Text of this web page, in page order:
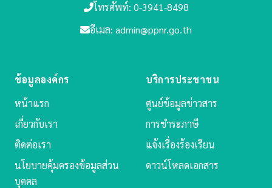
โทรศัพท์: 0-3941-8498
อีเมล: admin@ppnr.go.th
ข้อมูลองค์กร
หน้าแรก
เกี่ยวกับเรา
ติดต่อเรา
นโยบายคุ้มครองข้อมูลส่วน
บุคคล
บริการประชาชน
ศูนย์ข้อมูลข่าวสาร
การชำระภาษี
แจ้งเรื่องร้องเรียน
ดาวน์โหลดเอกสาร